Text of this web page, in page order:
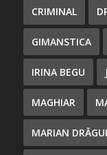
CRIMINAL
GIMANSTICA
IRINA BEGU
MAGHIAR
MARIAN